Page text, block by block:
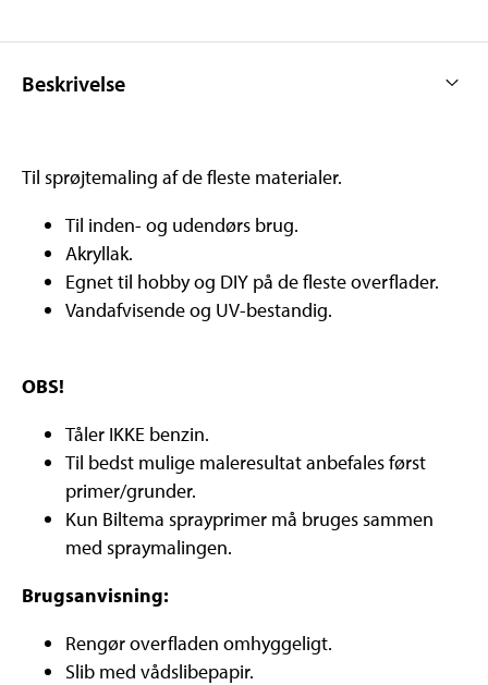
Beskrivelse
Til sprøjtemaling af de fleste materialer.
Til inden- og udendørs brug.
Akryllak.
Egnet til hobby og DIY på de fleste overflader.
Vandafvisende og UV-bestandig.
OBS!
Tåler IKKE benzin.
Til bedst mulige maleresultat anbefales først
primer/grunder.
Kun Biltema sprayprimer må bruges sammen
med spraymalingen.
Brugsanvisning:
Rengør overfladen omhyggeligt.
Slib med vådslibepapir.